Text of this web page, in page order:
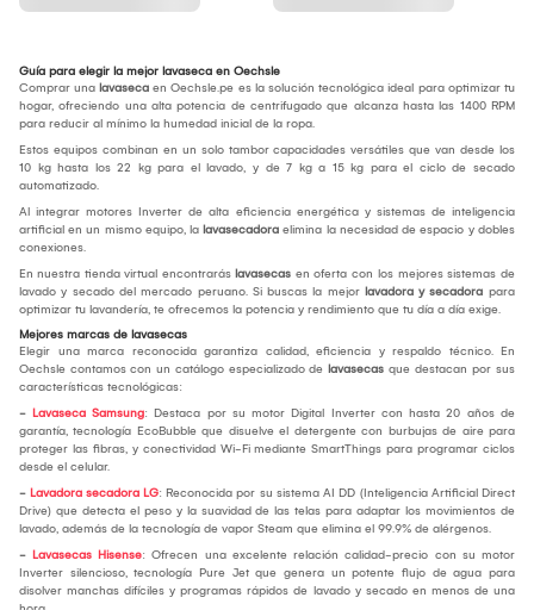
Guía para elegir la mejor lavaseca en Oechsle
Comprar una lavaseca en Oechsle.pe es la solución tecnológica ideal para optimizar tu
hogar, ofreciendo una alta potencia de centrifugado que alcanza hasta las 1400 RPM
para reducir al mínimo la humedad inicial de la ropa.
Estos equipos combinan en un solo tambor capacidades versátiles que van desde los
10 kg hasta los 22 kg para el lavado, y de 7 kg a 15 kg para el ciclo de secado
automatizado.
Al integrar motores Inverter de alta eficiencia energética y sistemas de inteligencia
artificial en un mismo equipo, la lavasecadora elimina la necesidad de espacio y dobles
conexiones.
En nuestra tienda virtual encontrarás lavasecas en oferta con los mejores sistemas de
lavado y secado del mercado peruano. Si buscas la mejor lavadora y secadora para
optimizar tu lavandería, te ofrecemos la potencia y rendimiento que tu día a día exige.
Mejores marcas de lavasecas
Elegir una marca reconocida garantiza calidad, eficiencia y respaldo técnico. En
Oechsle contamos con un catálogo especializado de lavasecas que destacan por sus
características tecnológicas:
- Lavaseca Samsung: Destaca por su motor Digital Inverter con hasta 20 años de
garantía, tecnología EcoBubble que disuelve el detergente con burbujas de aire para
proteger las fibras, y conectividad Wi-Fi mediante SmartThings para programar ciclos
desde el celular.
- Lavadora secadora LG: Reconocida por su sistema AI DD (Inteligencia Artificial Direct
Drive) que detecta el peso y la suavidad de las telas para adaptar los movimientos de
lavado, además de la tecnología de vapor Steam que elimina el 99.9% de alérgenos.
- Lavasecas Hisense: Ofrecen una excelente relación calidad-precio con su motor
Inverter silencioso, tecnología Pure Jet que genera un potente flujo de agua para
disolver manchas difíciles y programas rápidos de lavado y secado en menos de una